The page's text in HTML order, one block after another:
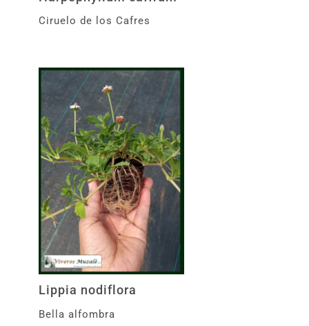
Ciruelo de los Cafres
Lippia nodiflora
Bella alfombra